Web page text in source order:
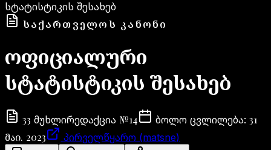
სტატისტიკის შესახებ
ᲡᲐᲥᲐᲠᲗᲕᲔᲚᲝᲡ ᲙᲐᲜᲝᲜᲘ
ოფიციალური
სტატისტიკის შესახებ
33 მუხლირედაქცია №14 ბოლო ცვლილება: 31
მაი. 2023
პირველწყარო (matsne)